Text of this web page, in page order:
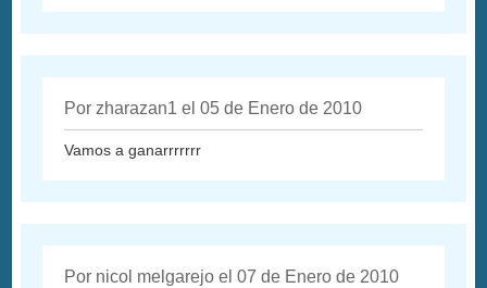
Por zharazan1 el 05 de Enero de 2010
Vamos a ganarrrrrrr
Por nicol melgarejo el 07 de Enero de 2010